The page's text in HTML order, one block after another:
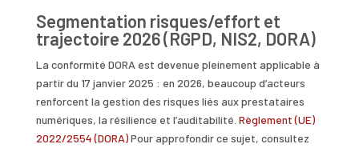
Segmentation risques/effort et
trajectoire 2026 (RGPD, NIS2, DORA)
La conformité DORA est devenue pleinement applicable à
partir du 17 janvier 2025 : en 2026, beaucoup d’acteurs
renforcent la gestion des risques liés aux prestataires
numériques, la résilience et l’auditabilité. Règlement (UE)
2022/2554 (DORA)Pour approfondir ce sujet, consultez